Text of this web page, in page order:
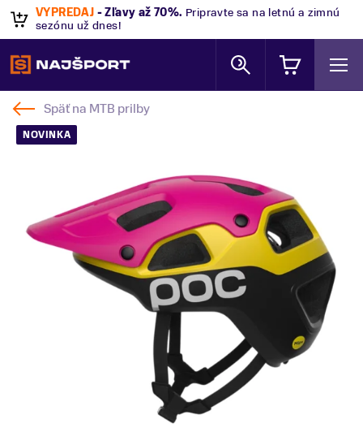
VÝPREDAJ - Zľavy až 70%. Pripravte sa na letnú a zimnú
sezónu už dnes!
Späť na MTB prilby
NOVINKA